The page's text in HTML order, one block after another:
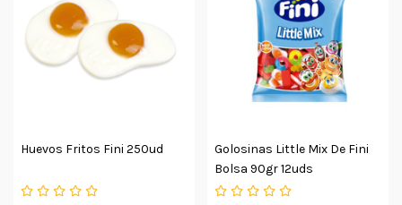
Huevos Fritos Fini 250ud
Golosinas Little Mix De Fini
Bolsa 90gr 12uds